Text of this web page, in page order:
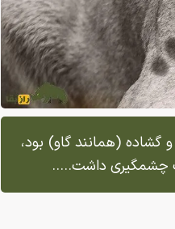
گشاده (همانند گاو) بود،
چشمگیری داشت.....